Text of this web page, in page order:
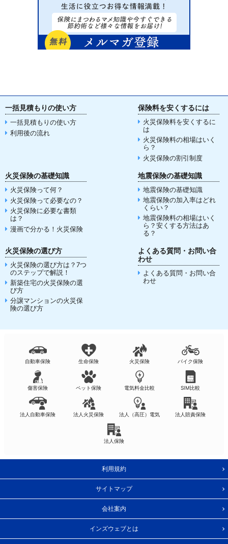
一括見積もりの使い方
一括見積もりの使い方
利用後の流れ
保険料を安くするには
火災保険料を安くするに
は
火災保険料の相場はいく
ら？
火災保険の割引制度
火災保険の基礎知識
火災保険って何？
火災保険って必要なの？
火災保険に必要な書類
は？
漫画で分かる！火災保険
地震保険の基礎知識
地震保険の基礎知識
地震保険の加入率はどれ
くらい？
地震保険料の相場はいく
ら？安くする方法はあ
る？
火災保険の選び方
火災保険の選び方は？7つ
のステップで解説！
新築住宅の火災保険の選
び方
分譲マンションの火災保
険の選び方
よくある質問・お問い合
わせ
よくある質問・お問い合
わせ
自動車保険 生命保険 火災保険 バイク保険
傷害保険 ペット保険 電気料金比較 SIM比較
法人自動車保険 法人火災保険 法人（高圧）電気 法人賠責保険
法人保険
利用規約
サイトマップ
会社案内
インズウェブとは